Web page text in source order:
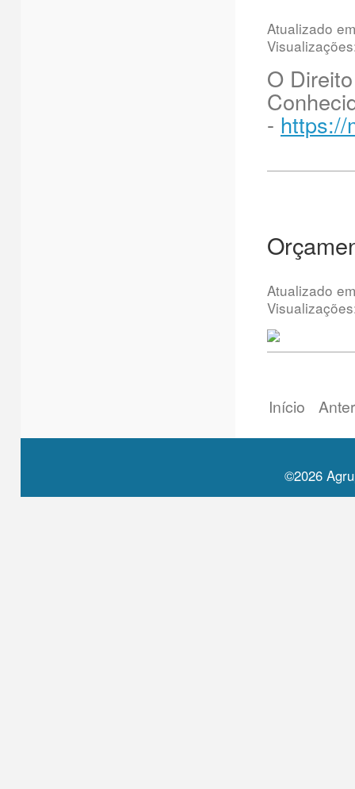
Atualizado
O
- https://
Atualizado
Início
©2026